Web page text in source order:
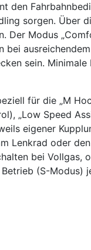
den
sorgen. Über
Der Modus
bei
sein. Minimale
für die „M
„Low Speed
eigener
Lenkrad oder
bei Vollgas,
(S-Modus)